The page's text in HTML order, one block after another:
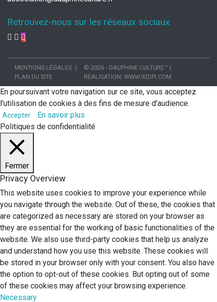
Retrouvez-nous sur les réseaux sociaux
MENTIONS LÉGALES
PLAN DU SITE
© 2026 - DAUPHINE CULTURE™ |
RÉALISATION: WWW.92DPI.COM
En poursuivant votre navigation sur ce site, vous acceptez
l’utilisation de cookies à des fins de mesure d'audience.
Accepter
En savoir plus
Politiques de confidentialité
Fermer
Privacy Overview
This website uses cookies to improve your experience while
you navigate through the website. Out of these, the cookies that
are categorized as necessary are stored on your browser as
they are essential for the working of basic functionalities of the
website. We also use third-party cookies that help us analyze
and understand how you use this website. These cookies will
be stored in your browser only with your consent. You also have
the option to opt-out of these cookies. But opting out of some
of these cookies may affect your browsing experience.
Necessary